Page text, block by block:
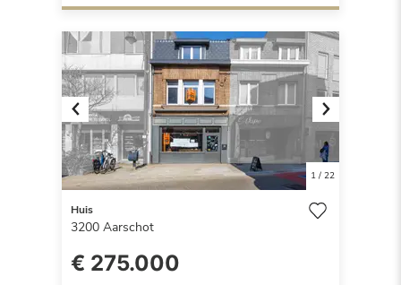
Previous Next
1/ 22
Huis
3200 Aarschot
€ 275.000